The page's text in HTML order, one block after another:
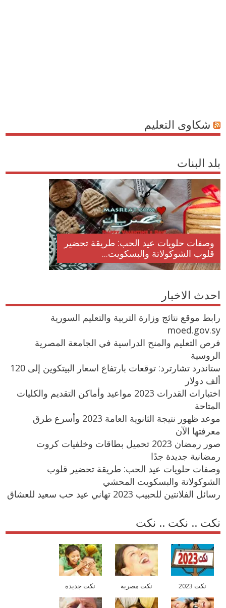
شكاوى التعليم
بلد البنات
وصفات حلويات عيد الحب: طريقة تحضير
قلوب الشوكولاتة والبسكويت...
احدث الاخبار
رابط موقع نتائج وزارة التربية والتعليم السورية
moed.gov.sy
فرص التعليم والمنح الدراسية في الجامعة المصرية
الروسية
ستاندرد تشارترد: توقعات بارتفاع اسعار البيتكوين إلى 120
ألف دولار
اختبارات القدرات 2023 مواعيد وأماكن التقديم والكليات
المتاحة
موعد ظهور نتيجة الثانوية العامة 2023 وأسرع طرق
معرفتها الآن
صور رمضان 2023 تحميل بطاقات وخلفيات كروت
رمضانية جديدة جدًا
وصفات حلويات عيد الحب: طريقة تحضير قلوب
الشوكولاتة والبسكويت المحشي
رسائل الفلانتين للحبيب 2023 تهاني عيد حب سعيد للعشاق
نكت .. نكت .. نكت
نكت 2023 نكت مصرية نكت جديدة